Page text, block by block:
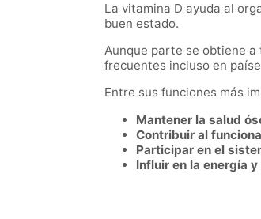
La vitamina D ayuda al
buen estado.
Aunque parte se obtiene a
frecuentes incluso en
Entre sus funciones más
Mantener la salud
Contribuir al
Participar en el
Influir en la energía